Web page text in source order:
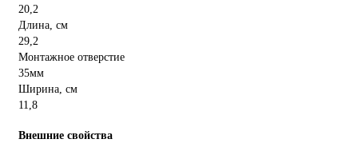
20,2
Длина, см
29,2
Монтажное отверстие
35мм
Ширина, см
11,8
Внешние свойства